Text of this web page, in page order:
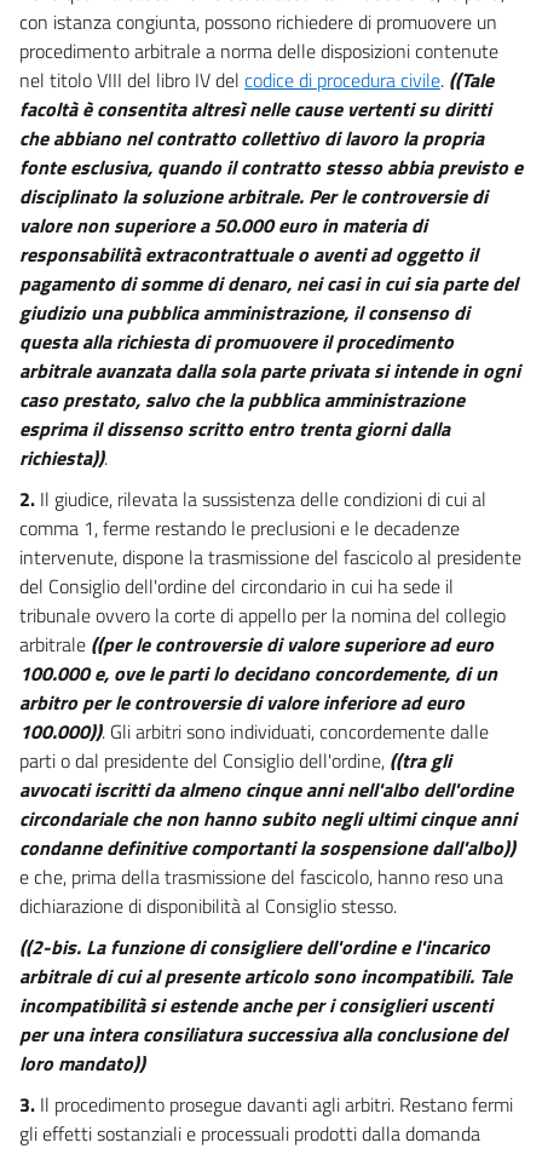
Capo V
Altre disposizioni per la tutela del credito nonchè per la
semplificazione e l'accelerazione del processo di esecuzione forzata
e delle procedure concorsuali
17
18
19
19 bis
20
Capo VI
Misure per il miglioramento dell'organizzazione giudiziaria
21
21 bis
Capo VII
Disposizioni finali
22
23
Allegati
Allegato 1
Capo VII
Disposizioni finali
Allegato 1
Allegato 2
Allegato 2
Allegato 3(parte 1)
Allegato 3(parte 2)
con istanza congiunta, possono richiedere di promuovere un
procedimento arbitrale a norma delle disposizioni contenute
nel titolo VIII del libro IV del codice di procedura civile. ((Tale
facoltà è consentita altresì nelle cause vertenti su diritti
che abbiano nel contratto collettivo di lavoro la propria
fonte esclusiva, quando il contratto stesso abbia previsto e
disciplinato la soluzione arbitrale. Per le controversie di
valore non superiore a 50.000 euro in materia di
responsabilità extracontrattuale o aventi ad oggetto il
pagamento di somme di denaro, nei casi in cui sia parte del
giudizio una pubblica amministrazione, il consenso di
questa alla richiesta di promuovere il procedimento
arbitrale avanzata dalla sola parte privata si intende in ogni
caso prestato, salvo che la pubblica amministrazione
esprima il dissenso scritto entro trenta giorni dalla
richiesta)).
2. Il giudice, rilevata la sussistenza delle condizioni di cui al
comma 1, ferme restando le preclusioni e le decadenze
intervenute, dispone la trasmissione del fascicolo al presidente
del Consiglio dell'ordine del circondario in cui ha sede il
tribunale ovvero la corte di appello per la nomina del collegio
arbitrale ((per le controversie di valore superiore ad euro
100.000 e, ove le parti lo decidano concordemente, di un
arbitro per le controversie di valore inferiore ad euro
100.000)). Gli arbitri sono individuati, concordemente dalle
parti o dal presidente del Consiglio dell'ordine, ((tra gli
avvocati iscritti da almeno cinque anni nell'albo dell'ordine
circondariale che non hanno subito negli ultimi cinque anni
condanne definitive comportanti la sospensione dall'albo))
e che, prima della trasmissione del fascicolo, hanno reso una
dichiarazione di disponibilità al Consiglio stesso.
((2-bis. La funzione di consigliere dell'ordine e l'incarico
arbitrale di cui al presente articolo sono incompatibili. Tale
incompatibilità si estende anche per i consiglieri uscenti
per una intera consiliatura successiva alla conclusione del
loro mandato))
3. Il procedimento prosegue davanti agli arbitri. Restano fermi
gli effetti sostanziali e processuali prodotti dalla domanda